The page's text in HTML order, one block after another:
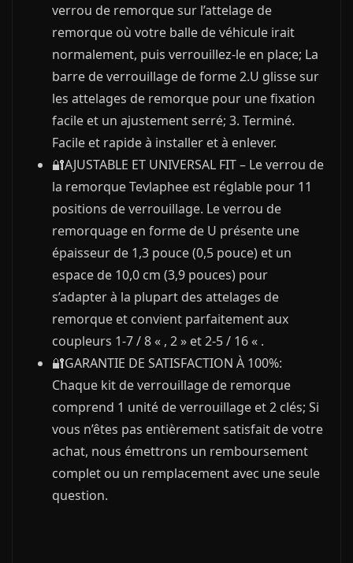
verrou de remorque sur l’attelage de
remorque où votre balle de véhicule irait
normalement, puis verrouillez-le en place; La
barre de verrouillage de forme 2.U glisse sur
les attelages de remorque pour une fixation
facile et un ajustement serré; 3. Terminé.
Facile et rapide à installer et à enlever.
🔐AJUSTABLE ET UNIVERSAL FIT – Le verrou de
la remorque Tevlaphee est réglable pour 11
positions de verrouillage. Le verrou de
remorquage en forme de U présente une
épaisseur de 1,3 pouce (0,5 pouce) et un
espace de 10,0 cm (3,9 pouces) pour
s’adapter à la plupart des attelages de
remorque et convient parfaitement aux
coupleurs 1-7 / 8 « , 2 » et 2-5 / 16 « .
🔐GARANTIE DE SATISFACTION À 100%:
Chaque kit de verrouillage de remorque
comprend 1 unité de verrouillage et 2 clés; Si
vous n’êtes pas entièrement satisfait de votre
achat, nous émettrons un remboursement
complet ou un remplacement avec une seule
question.